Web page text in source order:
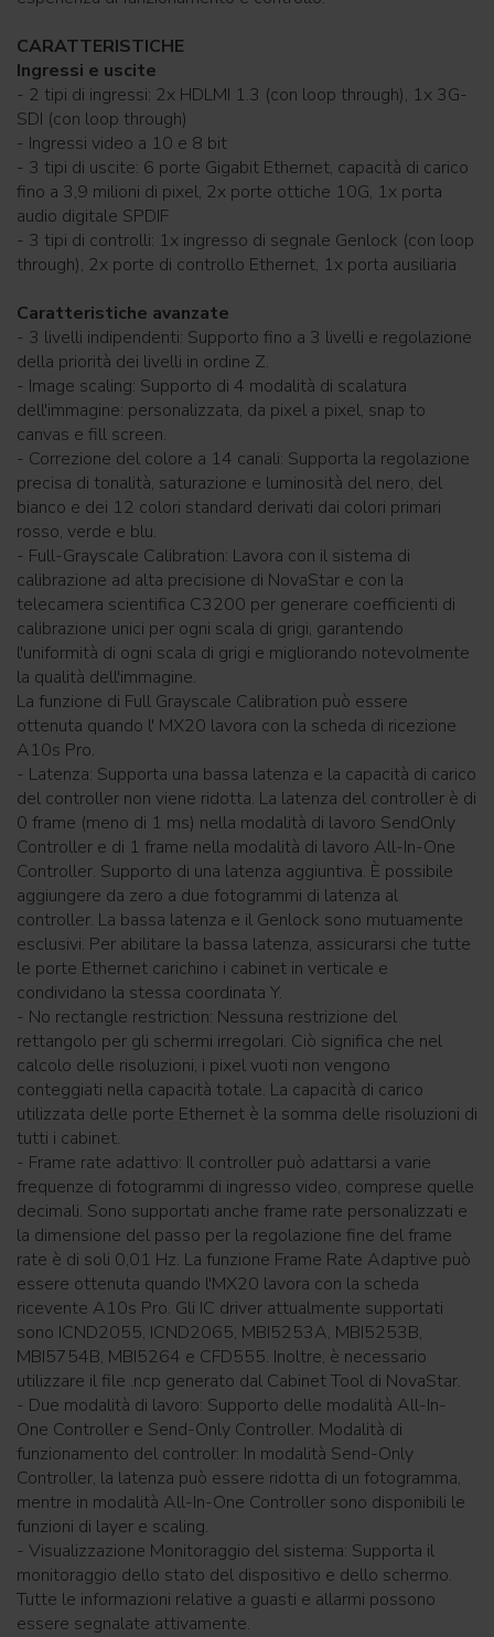
CARATTERISTICHE
Ingressi e uscite
- 2 tipi di ingressi: 2x HDLMI 1.3 (con loop through), 1x 3G-
SDI (con loop through)
- Ingressi video a 10 e 8 bit
- 3 tipi di uscite: 6 porte Gigabit Ethernet, capacità di carico
fino a 3,9 milioni di pixel, 2x porte ottiche 10G, 1x porta
audio digitale SPDIF
- 3 tipi di controlli: 1x ingresso di segnale Genlock (con loop
through), 2x porte di controllo Ethernet, 1x porta ausiliaria
Caratteristiche avanzate
- 3 livelli indipendenti: Supporto fino a 3 livelli e regolazione
della priorità dei livelli in ordine Z.
- Image scaling: Supporto di 4 modalità di scalatura
dell'immagine: personalizzata, da pixel a pixel, snap to
canvas e fill screen.
- Correzione del colore a 14 canali: Supporta la regolazione
precisa di tonalità, saturazione e luminosità del nero, del
bianco e dei 12 colori standard derivati dai colori primari
rosso, verde e blu.
- Full-Grayscale Calibration: Lavora con il sistema di
calibrazione ad alta precisione di NovaStar e con la
telecamera scientifica C3200 per generare coefficienti di
calibrazione unici per ogni scala di grigi, garantendo
l'uniformità di ogni scala di grigi e migliorando notevolmente
la qualità dell'immagine.
La funzione di Full Grayscale Calibration può essere
ottenuta quando l' MX20 lavora con la scheda di ricezione
A10s Pro.
- Latenza: Supporta una bassa latenza e la capacità di carico
del controller non viene ridotta. La latenza del controller è di
0 frame (meno di 1 ms) nella modalità di lavoro SendOnly
Controller e di 1 frame nella modalità di lavoro All-In-One
Controller. Supporto di una latenza aggiuntiva. È possibile
aggiungere da zero a due fotogrammi di latenza al
controller. La bassa latenza e il Genlock sono mutuamente
esclusivi. Per abilitare la bassa latenza, assicurarsi che tutte
le porte Ethernet carichino i cabinet in verticale e
condividano la stessa coordinata Y.
- No rectangle restriction: Nessuna restrizione del
rettangolo per gli schermi irregolari. Ciò significa che nel
calcolo delle risoluzioni, i pixel vuoti non vengono
conteggiati nella capacità totale. La capacità di carico
utilizzata delle porte Ethernet è la somma delle risoluzioni di
tutti i cabinet.
- Frame rate adattivo: Il controller può adattarsi a varie
frequenze di fotogrammi di ingresso video, comprese quelle
decimali. Sono supportati anche frame rate personalizzati e
la dimensione del passo per la regolazione fine del frame
rate è di soli 0,01 Hz. La funzione Frame Rate Adaptive può
essere ottenuta quando l'MX20 lavora con la scheda
ricevente A10s Pro. Gli IC driver attualmente supportati
sono ICND2055, ICND2065, MBI5253A, MBI5253B,
MBI5754B, MBI5264 e CFD555. Inoltre, è necessario
utilizzare il file .ncp generato dal Cabinet Tool di NovaStar.
- Due modalità di lavoro: Supporto delle modalità All-In-
One Controller e Send-Only Controller. Modalità di
funzionamento del controller: In modalità Send-Only
Controller, la latenza può essere ridotta di un fotogramma,
mentre in modalità All-In-One Controller sono disponibili le
funzioni di layer e scaling.
- Visualizzazione Monitoraggio del sistema: Supporta il
monitoraggio dello stato del dispositivo e dello schermo.
Tutte le informazioni relative a guasti e allarmi possono
essere segnalate attivamente.